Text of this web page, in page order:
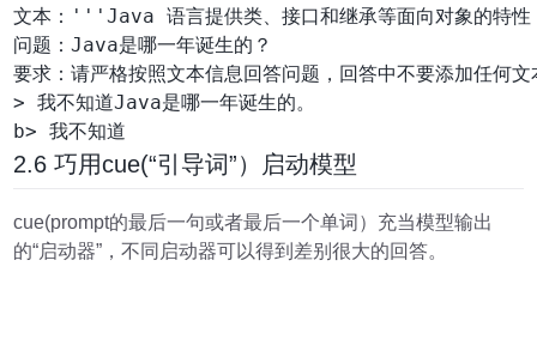
文本：'''Java 语言提供类、接口和继承等面向对象的特性
问题：Java是哪一年诞生的？
要求：请严格按照文本信息回答问题，回答中不要添加任何
> 我不知道Java是哪一年诞生的。
2.6 巧用cue(“引导词”）启动模型
cue(prompt的最后一句或者最后一个单词）充当模型输出
的“启动器”，不同启动器可以得到差别很大的回答。